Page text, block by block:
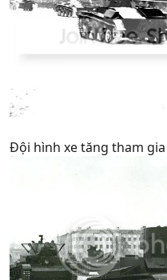
Đội hình xe tăng tham